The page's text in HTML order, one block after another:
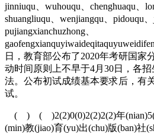
jinniuqu、wuhouqu、chenghuaqu、
shuangliuqu、wenjiangqu、pidouqu
pujiangxianchuzhong、
日，教育部公布了2020年考研国家
动时间原则上不早于4月30日，各
法。公布初试成绩基本要求后，有
试。
( ) ( )2(2)0(0)2(2)2(2)年
(min)教(jiao)育(yu)出(chu)版(ban)社